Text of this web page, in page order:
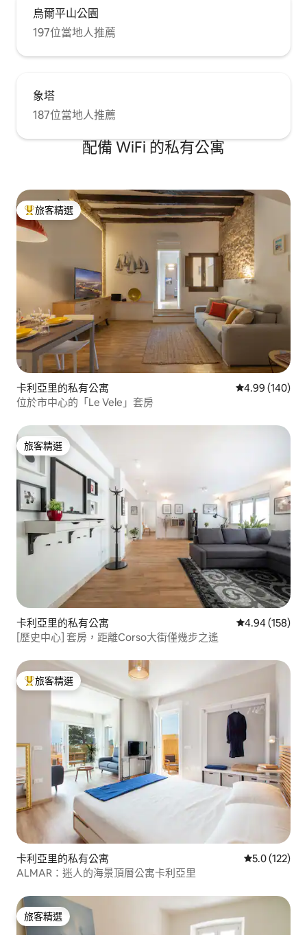
烏爾平山公園
197位當地人推薦
象塔
187位當地人推薦
配備 WiFi 的私有公寓
旅客精選榜首
旅客精選
卡利亞里的私有公寓 從 140 則評價
4.99 (140)
位於市中心的「Le Vele」套房
旅客精選
旅客精選
卡利亞里的私有公寓 從 158 則評價
4.94 (158)
[歷史中心] 套房，距離Corso大街僅幾步之遙
旅客精選榜首
旅客精選
卡利亞里的私有公寓 從 122 則評
5.0 (122)
ALMAR：迷人的海景頂層公寓卡利亞里
旅客精選
旅客精選